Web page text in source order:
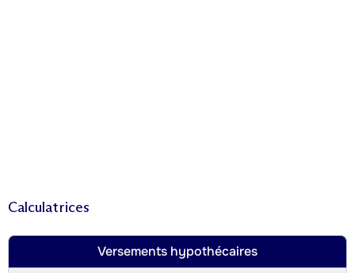
Calculatrices
Versements hypothécaires